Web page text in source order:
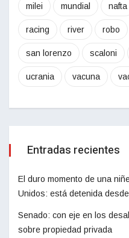
milei mundial nafta
racing river robo
san lorenzo scaloni
ucrania vacuna
Entradas recientes
El duro momento de una
Unidos: está detenida
Senado: con eje en los
sobre propiedad privada